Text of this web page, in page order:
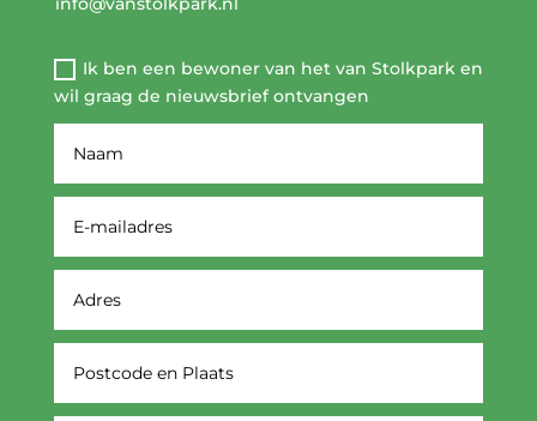
Ik ben een bewoner van het van Stolkpark en
wil graag de nieuwsbrief ontvangen